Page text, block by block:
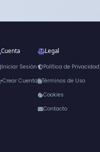
Cuenta
Iniciar Sesión
Crear Cuenta
Legal
Política de Privacidad
Términos de Uso
Cookies
Contacto